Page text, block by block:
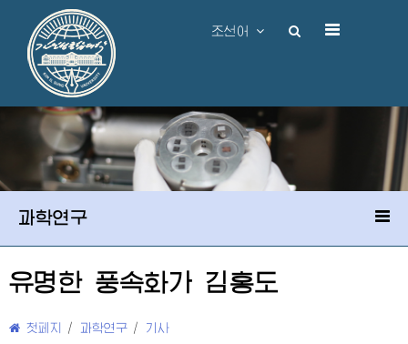
조선어
과학연구
유명한 풍속화가 김홍도
첫페지 / 과학연구 / 기사